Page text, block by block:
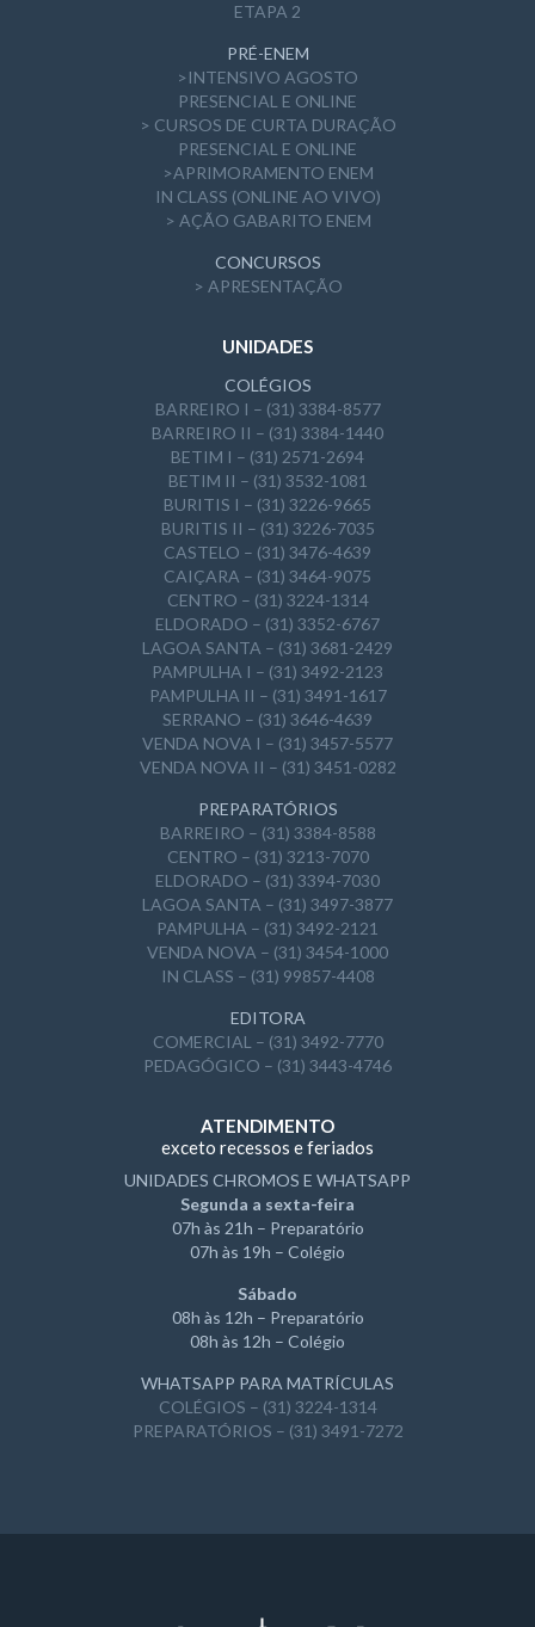
ETAPA 2
PRÉ-ENEM
>INTENSIVO AGOSTO
PRESENCIAL E ONLINE
> CURSOS DE CURTA DURAÇÃO
PRESENCIAL E ONLINE
>APRIMORAMENTO ENEM
IN CLASS (ONLINE AO VIVO)
> AÇÃO GABARITO ENEM
CONCURSOS
> APRESENTAÇÃO
UNIDADES
COLÉGIOS
BARREIRO I – (31) 3384-8577
BARREIRO II – (31) 3384-1440
BETIM I – (31) 2571-2694
BETIM II – (31) 3532-1081
BURITIS I – (31) 3226-9665
BURITIS II – (31) 3226-7035
CASTELO – (31) 3476-4639
CAIÇARA – (31) 3464-9075
CENTRO – (31) 3224-1314
ELDORADO – (31) 3352-6767
LAGOA SANTA – (31) 3681-2429
PAMPULHA I – (31) 3492-2123
PAMPULHA II – (31) 3491-1617
SERRANO – (31) 3646-4639
VENDA NOVA I – (31) 3457-5577
VENDA NOVA II – (31) 3451-0282
PREPARATÓRIOS
BARREIRO – (31) 3384-8588
CENTRO – (31) 3213-7070
ELDORADO – (31) 3394-7030
LAGOA SANTA – (31) 3497-3877
PAMPULHA – (31) 3492-2121
VENDA NOVA – (31) 3454-1000
IN CLASS – (31) 99857-4408
EDITORA
COMERCIAL – (31) 3492-7770
PEDAGÓGICO – (31) 3443-4746
ATENDIMENTO
exceto recessos e feriados
UNIDADES CHROMOS E WHATSAPP
Segunda a sexta-feira
07h às 21h – Preparatório
07h às 19h – Colégio
Sábado
08h às 12h – Preparatório
08h às 12h – Colégio
WHATSAPP PARA MATRÍCULAS
COLÉGIOS – (31) 3224-1314
PREPARATÓRIOS – (31) 3491-7272